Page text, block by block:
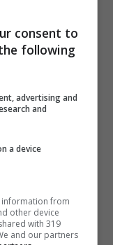
consent to
following
advertising and
and
a device
from
other device
with 319
and our partners